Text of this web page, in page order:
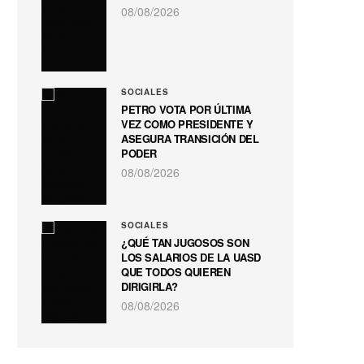
08/08/2026
SOCIALES
PETRO VOTA POR ÚLTIMA
VEZ COMO PRESIDENTE Y
ASEGURA TRANSICIÓN DEL
PODER
08/08/2026
SOCIALES
¿QUÉ TAN JUGOSOS SON
LOS SALARIOS DE LA UASD
QUE TODOS QUIEREN
DIRIGIRLA?
08/08/2026